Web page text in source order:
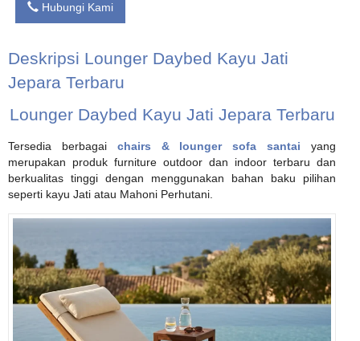
Hubungi Kami
Deskripsi Lounger Daybed Kayu Jati
Jepara Terbaru
Lounger Daybed Kayu Jati Jepara Terbaru
Tersedia berbagai chairs & lounger sofa santai yang
merupakan produk furniture outdoor dan indoor terbaru dan
berkualitas tinggi dengan menggunakan bahan baku pilihan
seperti kayu Jati atau Mahoni Perhutani.